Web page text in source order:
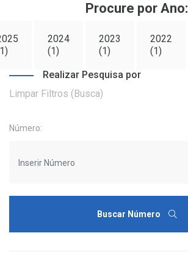
Procure por Ano:
2024
(1)
2023
(1)
2022
(1)
Realizar Pesquisa por
Limpar Filtros (Busca)
Número:
Buscar Número